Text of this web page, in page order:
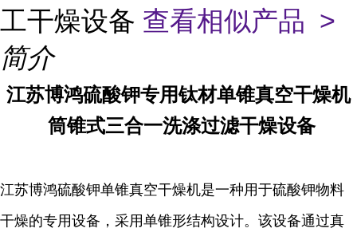
工干燥设备 查看相似产品 >
简介
江苏博鸿硫酸钾专用钛材单锥真空干燥机
筒锥式三合一洗涤过滤干燥设备
江苏博鸿硫酸钾单锥真空干燥机是一种用于硫酸钾物料
干燥的专用设备，采用单锥形结构设计。该设备通过真